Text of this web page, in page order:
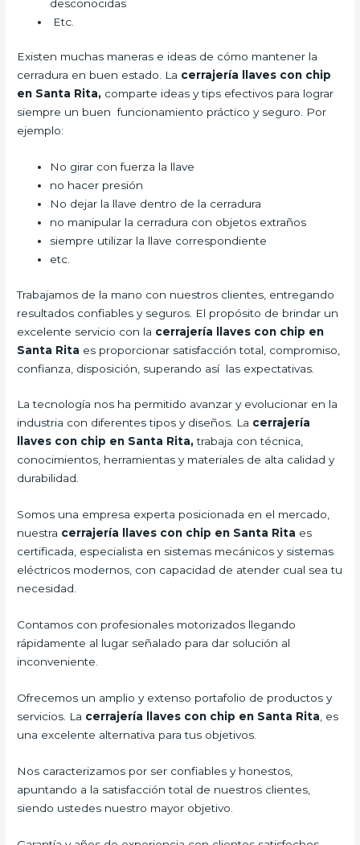
desconocidas
Etc.
Existen muchas maneras e ideas de cómo mantener la
cerradura en buen estado. La cerrajería llaves con chip
en Santa Rita, comparte ideas y tips efectivos para lograr
siempre un buen funcionamiento práctico y seguro. Por
ejemplo:
No girar con fuerza la llave
no hacer presión
No dejar la llave dentro de la cerradura
no manipular la cerradura con objetos extraños
siempre utilizar la llave correspondiente
etc.
Trabajamos de la mano con nuestros clientes, entregando
resultados confiables y seguros. El propósito de brindar un
excelente servicio con la cerrajería llaves con chip en
Santa Rita es proporcionar satisfacción total, compromiso,
confianza, disposición, superando así las expectativas.
La tecnología nos ha permitido avanzar y evolucionar en la
industria con diferentes tipos y diseños. La cerrajería
llaves con chip en Santa Rita,trabaja con técnica,
conocimientos, herramientas y materiales de alta calidad y
durabilidad.
Somos una empresa experta posicionada en el mercado,
nuestra cerrajería llaves con chip en Santa Rita es
certificada, especialista en sistemas mecánicos y sistemas
eléctricos modernos, con capacidad de atender cual sea tu
necesidad.
Contamos con profesionales motorizados llegando
rápidamente al lugar señalado para dar solución al
inconveniente.
Ofrecemos un amplio y extenso portafolio de productos y
servicios. La cerrajería llaves con chip en Santa Rita , es
una excelente alternativa para tus objetivos.
Nos caracterizamos por ser confiables y honestos,
apuntando a la satisfacción total de nuestros clientes,
siendo ustedes nuestro mayor objetivo.